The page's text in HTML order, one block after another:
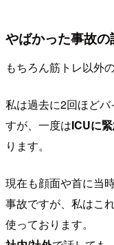
やばかった事故の
もちろん筋トレ以外
私は過去に2回ほど
すが、一度はICUに
ります。
現在も顔面や首に当
事故ですが、私はこ
使っております。